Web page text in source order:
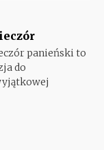
panieński to
do